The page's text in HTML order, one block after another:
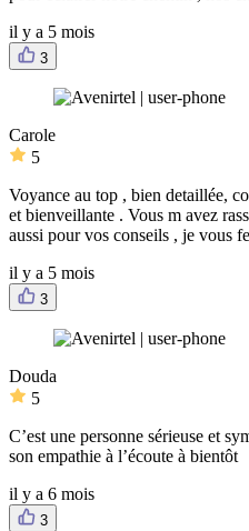
il y a 5 mois
3
Carole
5
Voyance au top , bien detaillée,
et bienveillante . Vous m avez
aussi pour vos conseils , je vous
il y a 5 mois
3
Douda
5
C’est une personne sérieuse et
son empathie à l’écoute à bientôt
il y a 6 mois
3